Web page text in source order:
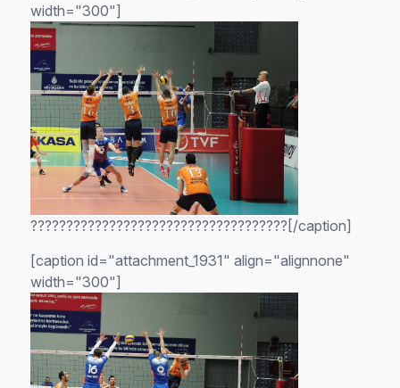
width="300"]
????????????????????????????????????[/caption]
[caption id="attachment_1931" align="alignnone"
width="300"]